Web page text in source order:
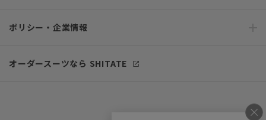
ポリシー・企業情報
オーダースーツなら SHITATE